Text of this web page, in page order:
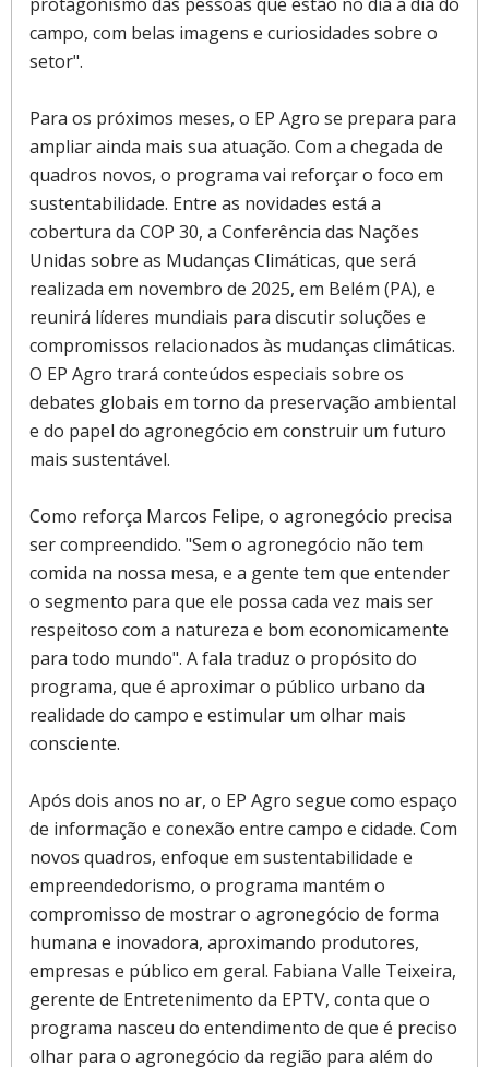
campo, com belas imagens e curiosidades sobre o
setor".
Para os próximos meses, o EP Agro se prepara para
ampliar ainda mais sua atuação. Com a chegada de
quadros novos, o programa vai reforçar o foco em
sustentabilidade. Entre as novidades está a
cobertura da COP 30, a Conferência das Nações
Unidas sobre as Mudanças Climáticas, que será
realizada em novembro de 2025, em Belém (PA), e
reunirá líderes mundiais para discutir soluções e
compromissos relacionados às mudanças climáticas.
O EP Agro trará conteúdos especiais sobre os
debates globais em torno da preservação ambiental
e do papel do agronegócio em construir um futuro
mais sustentável.
Como reforça Marcos Felipe, o agronegócio precisa
ser compreendido. "Sem o agronegócio não tem
comida na nossa mesa, e a gente tem que entender
o segmento para que ele possa cada vez mais ser
respeitoso com a natureza e bom economicamente
para todo mundo". A fala traduz o propósito do
programa, que é aproximar o público urbano da
realidade do campo e estimular um olhar mais
consciente.
Após dois anos no ar, o EP Agro segue como espaço
de informação e conexão entre campo e cidade. Com
novos quadros, enfoque em sustentabilidade e
empreendedorismo, o programa mantém o
compromisso de mostrar o agronegócio de forma
humana e inovadora, aproximando produtores,
empresas e público em geral. Fabiana Valle Teixeira,
gerente de Entretenimento da EPTV, conta que o
programa nasceu do entendimento de que é preciso
olhar para o agronegócio da região para além do